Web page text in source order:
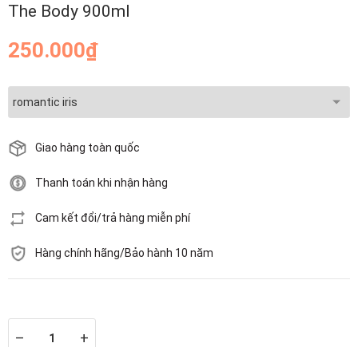
The Body 900ml
250.000₫
Giao hàng toàn quốc
Thanh toán khi nhận hàng
Cam kết đổi/trả hàng miễn phí
Hàng chính hãng/Bảo hành 10 năm
– +